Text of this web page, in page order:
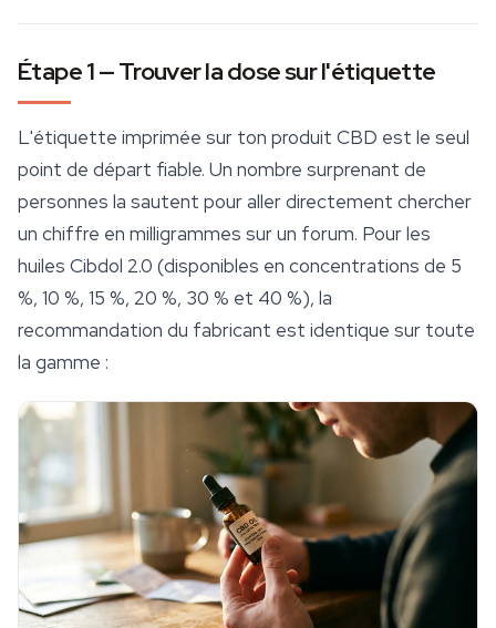
Étape 1 — Trouver la dose sur l'étiquette
L'étiquette imprimée sur ton produit CBD est le seul
point de départ fiable. Un nombre surprenant de
personnes la sautent pour aller directement chercher
un chiffre en milligrammes sur un forum. Pour les
huiles Cibdol 2.0 (disponibles en concentrations de 5
%, 10 %, 15 %, 20 %, 30 % et 40 %), la
recommandation du fabricant est identique sur toute
la gamme :